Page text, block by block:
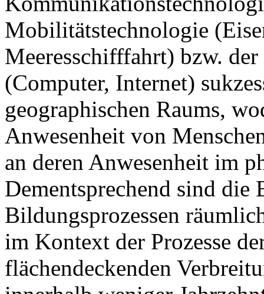
Mobilitätstechnologie
Meeresschifffahrt) bzw.
(Computer, Internet)
geographischen Raums,
Anwesenheit von
an deren Anwesenheit im
Dementsprechend sind
Bildungsprozessen
im Kontext der Prozesse
flächendeckenden